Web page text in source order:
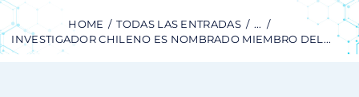
HOME TODAS LAS ENTRADAS
...
INVESTIGADOR CHILENO ES NOMBRADO MIEMBRO DEL...